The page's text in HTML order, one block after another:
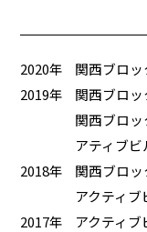
2020年
関西ブロ
2019年
関西ブロ
関西ブロ
アティブ
2018年
関西ブロ
アクティ
2017年
アクティ